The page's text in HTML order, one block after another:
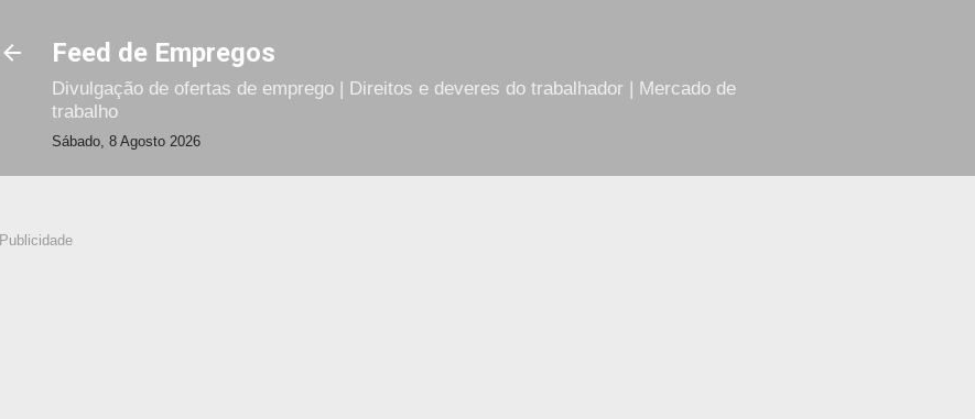
Feed de Empregos
Divulgação de ofertas de emprego | Direitos e deveres do trabalhador | Mercado de
trabalho
Sábado, 8 Agosto 2026
Publicidade